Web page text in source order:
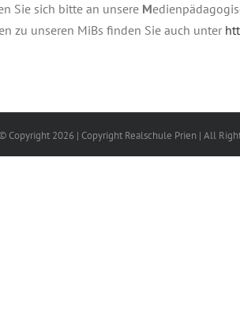
Sie sich bitte an unsere M
zu unseren MiBs finden Sie auch unter
Copyright 2026 | Copyright Realschule Prien | All